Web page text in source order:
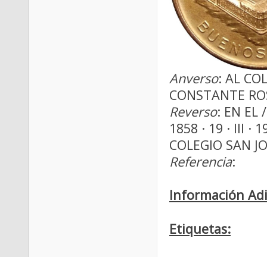
Anverso: AL
CONSTANTE
Reverso: EN EL
1858 · 19 · III ·
COLEGIO SAN
Referencia:
Información
Etiquetas: